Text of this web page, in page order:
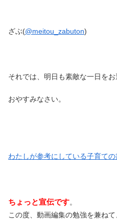
ざぶ(@meitou_zabuton)
それでは、明日も素敵な一日をお
おやすみなさい。
わたしが参考にしている子育て
ちょっと宣伝です。
この度、動画編集の勉強を兼ねて